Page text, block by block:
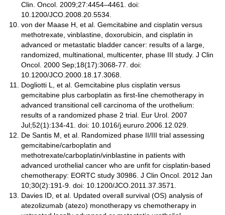
Clin. Oncol. 2009;27:4454–4461. doi:
10.1200/JCO.2008.20.5534.
von der Maase H, et al. Gemcitabine and cisplatin versus
methotrexate, vinblastine, doxorubicin, and cisplatin in
advanced or metastatic bladder cancer: results of a large,
randomized, multinational, multicenter, phase III study. J Clin
Oncol. 2000 Sep;18(17):3068-77. doi:
10.1200/JCO.2000.18.17.3068.
Dogliotti L, et al. Gemcitabine plus cisplatin versus
gemcitabine plus carboplatin as first-line chemotherapy in
advanced transitional cell carcinoma of the urothelium:
results of a randomized phase 2 trial. Eur Urol. 2007
Jul;52(1):134-41. doi: 10.1016/j.eururo.2006.12.029.
De Santis M, et al. Randomized phase II/III trial assessing
gemcitabine/carboplatin and
methotrexate/carboplatin/vinblastine in patients with
advanced urothelial cancer who are unfit for cisplatin-based
chemotherapy: EORTC study 30986. J Clin Oncol. 2012 Jan
10;30(2):191-9. doi: 10.1200/JCO.2011.37.3571.
Davies ID, et al. Updated overall survival (OS) analysis of
atezolizumab (atezo) monotherapy vs chemotherapy in